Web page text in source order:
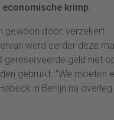
krimp.
gewoon door, verzekert
werd eerder deze
geld niet
gebruikt. "We moeten
in Berlijn na